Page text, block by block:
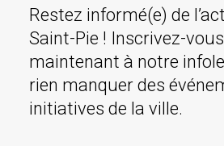
Restez informé(e) de
Saint-Pie ! Inscrivez-
maintenant à notre
rien manquer des
initiatives de la ville.